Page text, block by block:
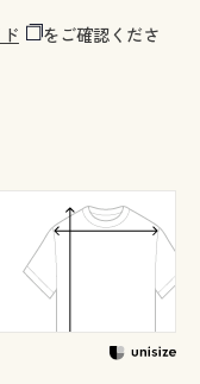
をご確認くださ